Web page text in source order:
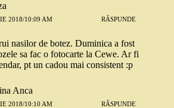
2018/10:09 AM RĂSPUNDE
nasilor de botez. Duminica a fost
sa fac o fotocarte la Cewe. Ar fi
pt un cadou mai consistent :p
Anca
2018/10:10 AM RĂSPUNDE